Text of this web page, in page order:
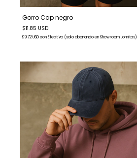
Gorro Cap negro
$11.85 USD
$9.72 USDconEfectivo (solo abonando en Showroom Lomitas)